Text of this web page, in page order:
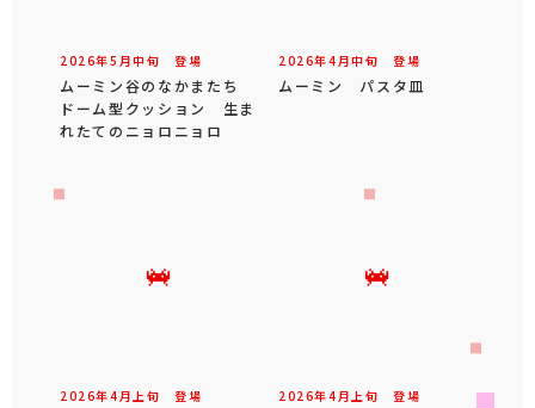
2026年5 月中旬 登場
ムーミン谷のなかまたち
ドーム型クッション 生ま
れたてのニョロニョロ
2026年4 月中旬 登場
ムーミン パスタ皿
2026年4 月 上旬 登場 2026年4 月 上旬 登場